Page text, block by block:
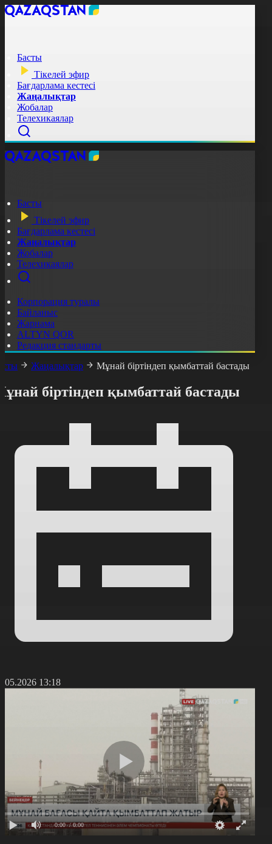
Басты
Тікелей эфир
Бағдарлама кестесі
Жаңалықтар
Жобалар
Телехикаялар
Басты
Тікелей эфир
Бағдарлама кестесі
Жаңалықтар
Жобалар
Телехикаялар
Корпорация туралы
Байланыс
Жарнама
ALTYN QOR
Редакция стандарты
Жаңалықтар Мұнай біртіндеп қымбаттай бастады
біртіндеп қымбаттай бастады
13:18
0:00 / 0:00